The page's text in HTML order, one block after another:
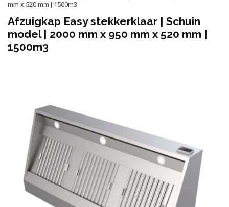
mm x 520 mm | 1500m3
Afzuigkap Easy stekkerklaar | Schuin
model | 2000 mm x 950 mm x 520 mm |
1500m3